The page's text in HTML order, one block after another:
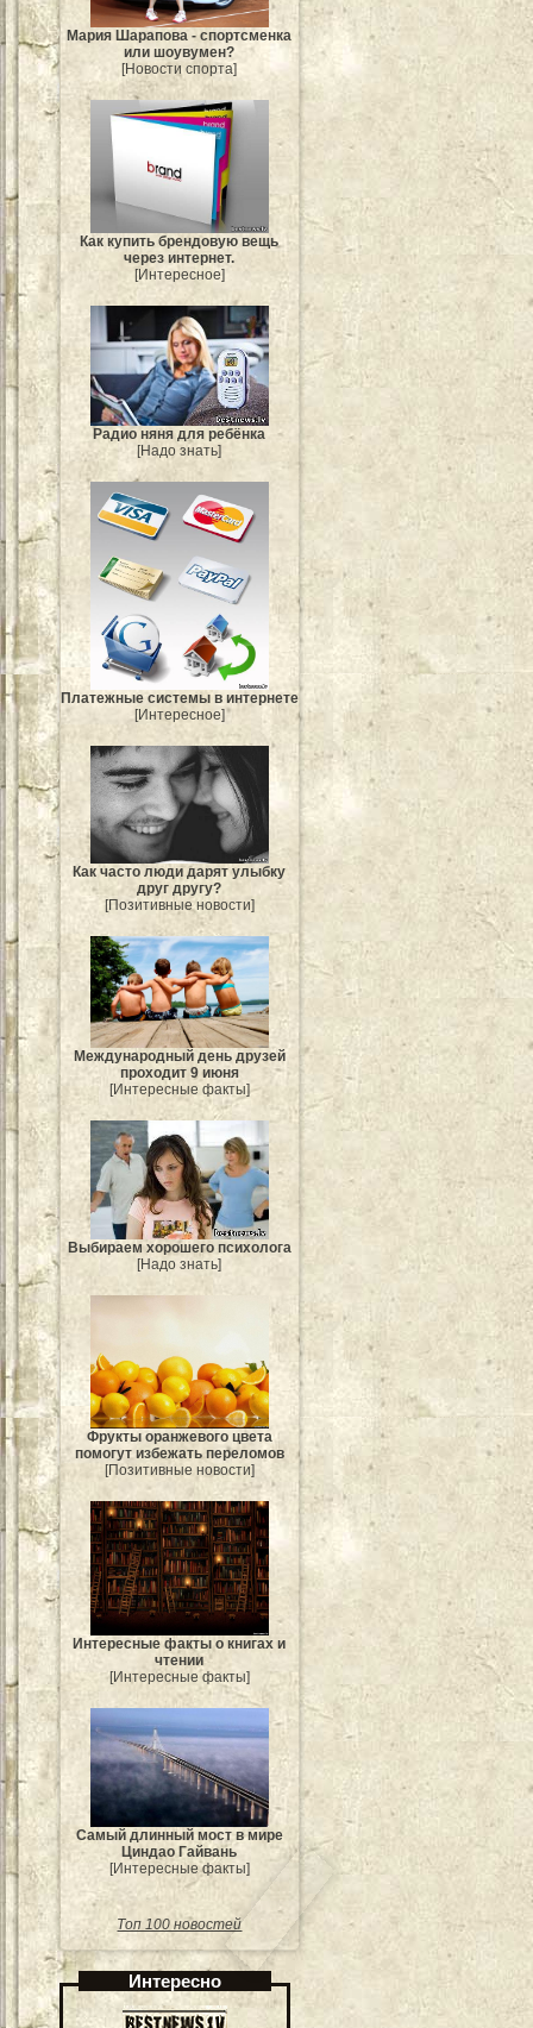
Мария Шарапова - спортсменка
или шоувумен?
[Новости спорта]
Как купить брендовую вещь
через интернет.
[Интересное]
Радио няня для ребёнка
[Надо знать]
Платежные системы в интернете
[Интересное]
Как часто люди дарят улыбку
друг другу?
[Позитивные новости]
Международный день друзей
проходит 9 июня
[Интересные факты]
Выбираем хорошего психолога
[Надо знать]
Фрукты оранжевого цвета
помогут избежать переломов
[Позитивные новости]
Интересные факты о книгах и
чтении
[Интересные факты]
Самый длинный мост в мире
Циндао Гайвань
[Интересные факты]
Топ 100 новостей
Интересно